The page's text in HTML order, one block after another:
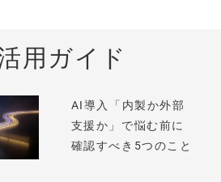
用ガイド
AI導入「内製か外部
支援か」で悩む前に
確認すべき5つのこと